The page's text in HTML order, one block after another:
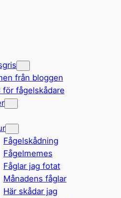
från bloggen
för fågelskådare
Fågelskådning
Fågelmemes
Fåglar jag fotat
Månadens fåglar
Här skådar jag